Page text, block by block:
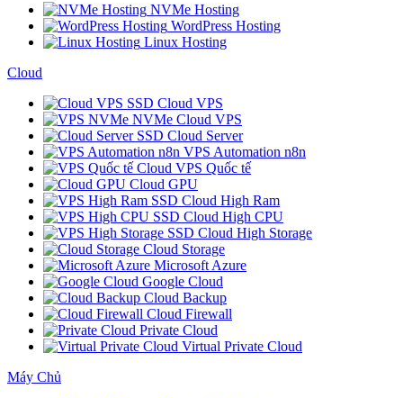
NVMe Hosting
WordPress Hosting
Linux Hosting
Cloud
SSD Cloud VPS
NVMe Cloud VPS
SSD Cloud Server
VPS Automation n8n
Cloud VPS Quốc tế
Cloud GPU
SSD Cloud High Ram
SSD Cloud High CPU
SSD Cloud High Storage
Cloud Storage
Microsoft Azure
Google Cloud
Cloud Backup
Cloud Firewall
Private Cloud
Virtual Private Cloud
Máy Chủ